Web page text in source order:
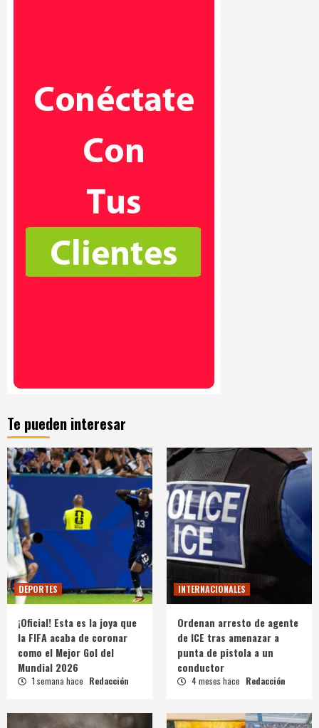
Te pueden interesar
DEPORTES
¡Oficial! Esta es la joya que
la FIFA acaba de coronar
como el Mejor Gol del
Mundial 2026
1 semana hace Redacción
INTERNACIONALES
Ordenan arresto de agente
de ICE tras amenazar a
punta de pistola a un
conductor
4 meses hace Redacción